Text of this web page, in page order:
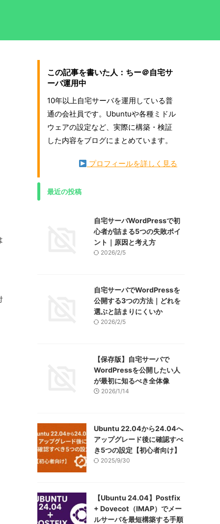
この記事を書いた人：ちー＠自宅サ
ーバ運用中
10年以上自宅サーバを運用している普
通の会社員です。Ubuntuや各種ミドル
ウェアの設定など、実際に構築・検証
した内容をブログにまとめています。
プロフィールを詳しく見る
最近の投稿
自宅サーバWordPressで初
心者が詰まる5つの失敗ポイ
ント｜原因と考え方
2026/2/5
自宅サーバでWordPressを
公開する3つの方法｜どれを
選ぶと詰まりにくいか
2026/2/5
【保存版】自宅サーバで
WordPressを公開したい人
が最初に知るべき全体像
2026/1/14
Ubuntu 22.04から24.04へ
アップグレード後に確認すべ
き5つの設定【初心者向け】
2025/9/30
【Ubuntu 24.04】Postfix
+ Dovecot（IMAP）でメー
ルサーバを最短構築する手順